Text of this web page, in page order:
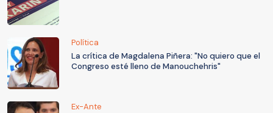
Política
La crítica de Magdalena Piñera: "No quiero que el
Congreso esté lleno de Manouchehris"
Ex-Ante